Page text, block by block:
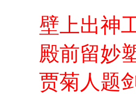
壁上出神
殿前留妙
贾菊人题